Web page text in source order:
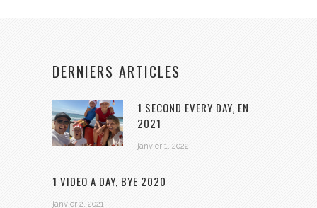
DERNIERS ARTICLES
1 SECOND EVERY DAY, EN
2021
janvier 1, 2022
1 VIDEO A DAY, BYE 2020
janvier 2, 2021